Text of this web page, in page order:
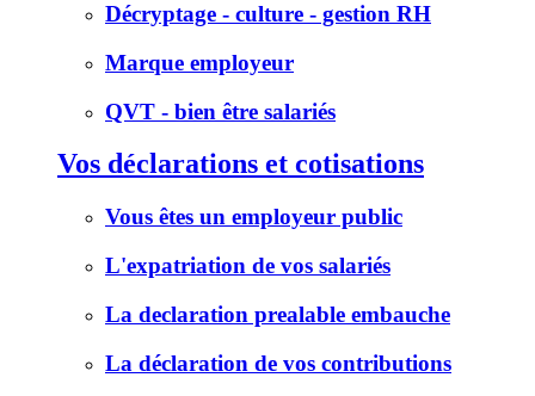
Décryptage - culture - gestion RH
Marque employeur
QVT - bien être salariés
Vos déclarations et cotisations
Vous êtes un employeur public
L'expatriation de vos salariés
La declaration prealable embauche
La déclaration de vos contributions